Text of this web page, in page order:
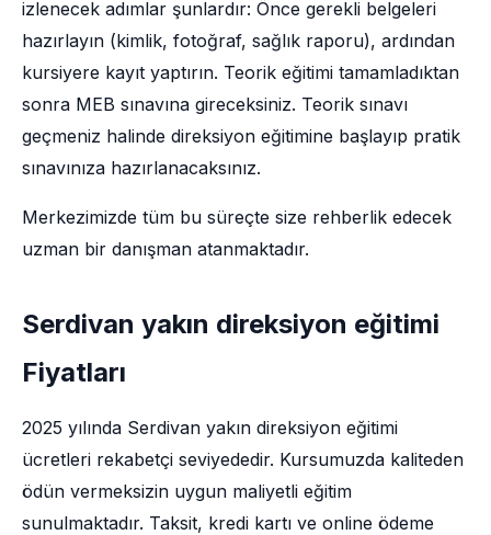
izlenecek adımlar şunlardır: Önce gerekli belgeleri
hazırlayın (kimlik, fotoğraf, sağlık raporu), ardından
kursiyere kayıt yaptırın. Teorik eğitimi tamamladıktan
sonra MEB sınavına gireceksiniz. Teorik sınavı
geçmeniz halinde direksiyon eğitimine başlayıp pratik
sınavınıza hazırlanacaksınız.
Merkezimizde tüm bu süreçte size rehberlik edecek
uzman bir danışman atanmaktadır.
Serdivan yakın direksiyon eğitimi
Fiyatları
2025 yılında Serdivan yakın direksiyon eğitimi
ücretleri rekabetçi seviyededir. Kursumuzda kaliteden
ödün vermeksizin uygun maliyetli eğitim
sunulmaktadır. Taksit, kredi kartı ve online ödeme